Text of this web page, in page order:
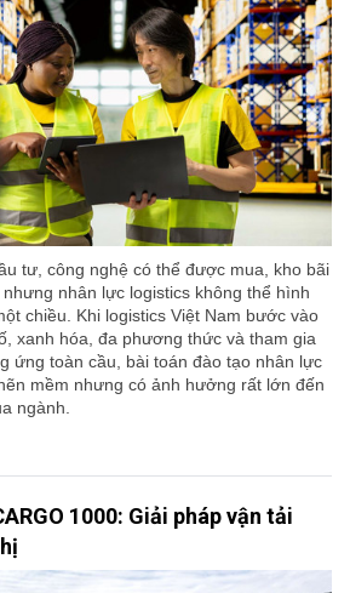
tư, công nghệ có thể được mua, kho bãi
nhân lực logistics không thể hình
chiều. Khi logistics Việt Nam bước vào
xanh hóa, đa phương thức và tham gia
ứng toàn cầu, bài toán đào tạo nhân lực
mềm nhưng có ảnh hưởng rất lớn đến
ngành.
1000: Giải pháp vận tải